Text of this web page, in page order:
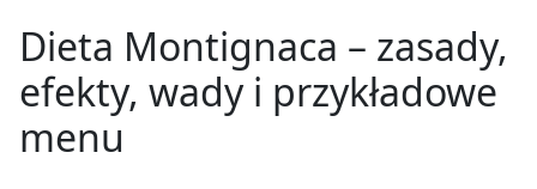
Dieta Montignaca – zasady,
efekty, wady i przykładowe
menu